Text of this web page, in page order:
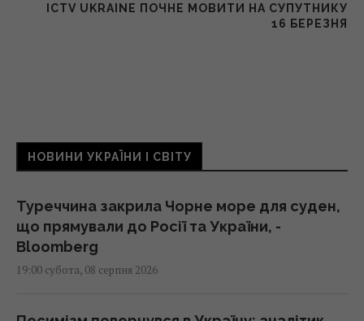
ICTV UKRAINE ПОЧНЕ МОВИТИ НА СУПУТНИКУ
16 БЕРЕЗНЯ
НОВИНИ УКРАЇНИ І СВІТУ
Туреччина закрила Чорне море для суден,
що прямували до Росії та України, -
Bloomberg
19:00 субота, 08 серпня 2026